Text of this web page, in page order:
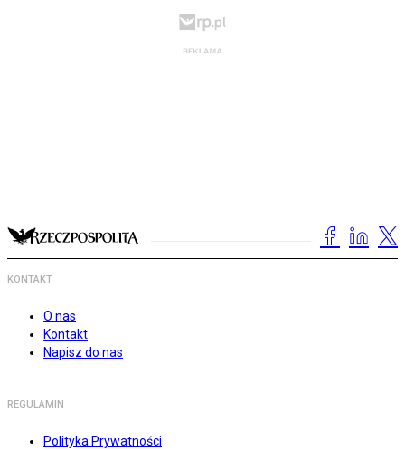
KONTAKT
O nas
Kontakt
Napisz do nas
REGULAMIN
Polityka Prywatności